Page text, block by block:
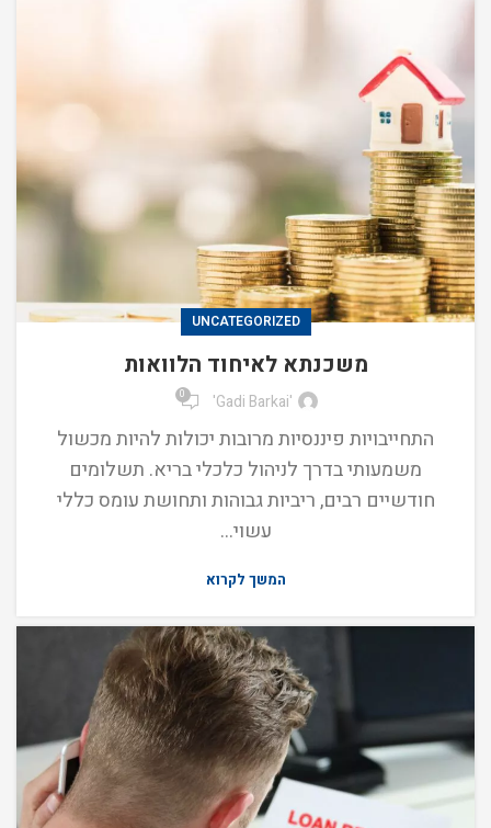
UNCATEGORIZED
משכנתא לאיחוד הלוואות
'Gadi Barkai'
0
התחייבויות פיננסיות מרובות יכולות להיות מכשול
משמעותי בדרך לניהול כלכלי בריא. תשלומים
חודשיים רבים, ריביות גבוהות ותחושת עומס כללי
עשוי...
המשך לקרוא